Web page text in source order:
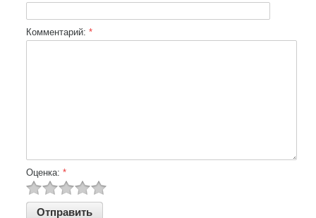
Комментарий: *
Оценка: *